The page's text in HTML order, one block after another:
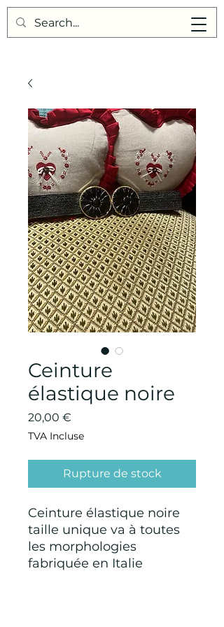
Points de Suture
Ceinture
élastique noire
20,00 €
TVA Incluse
Rupture de stock
Ceinture élastique noire
taille unique va à toutes
les morphologies
fabriquée en Italie